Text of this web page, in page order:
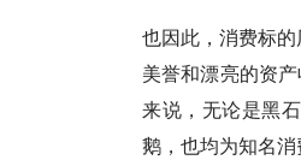
也因此，消费标
美誉和漂亮的资
来说，无论是黑
鹅，也均为知名消